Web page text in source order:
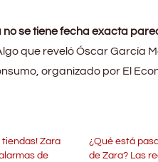
se tiene fecha exacta
que reveló Óscar García
organizado por El
tiendas! Zara
de
¿Qué está
de Zara? Las